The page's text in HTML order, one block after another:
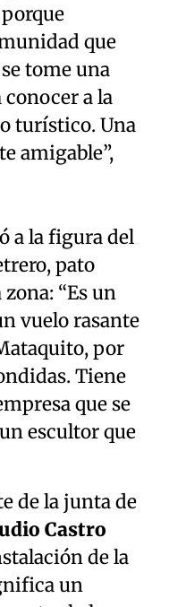
que
tome una
a la
turístico. Una
amigable”,
a la figura del
pato
“Es un
vuelo rasante
por
Tiene
que se
escultor que
de la junta de
Castro
de la
un